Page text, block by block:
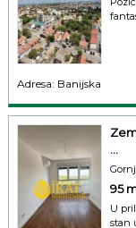
Adresa: Banijska
...
95
U
stan